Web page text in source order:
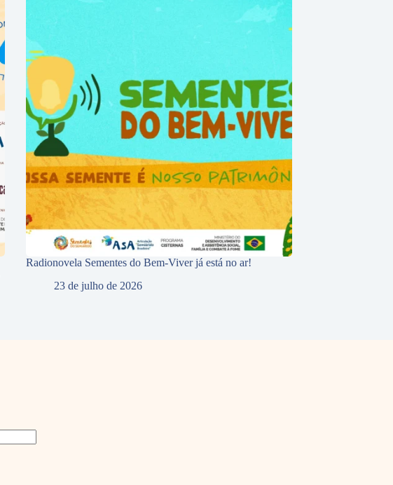
Radionovela Sementes do Bem-Viver já está no ar!
23 de julho de 2026